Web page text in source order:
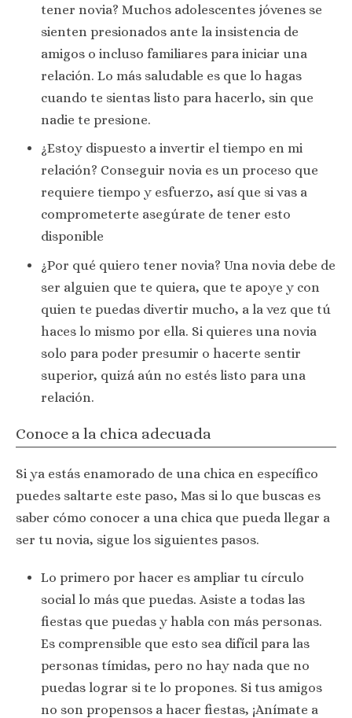
tener novia? Muchos adolescentes jóvenes se
sienten presionados ante la insistencia de
amigos o incluso familiares para iniciar una
relación. Lo más saludable es que lo hagas
cuando te sientas listo para hacerlo, sin que
nadie te presione.
¿Estoy dispuesto a invertir el tiempo en mi
relación? Conseguir novia es un proceso que
requiere tiempo y esfuerzo, así que si vas a
comprometerte asegúrate de tener esto
disponible
¿Por qué quiero tener novia? Una novia debe de
ser alguien que te quiera, que te apoye y con
quien te puedas divertir mucho, a la vez que tú
haces lo mismo por ella. Si quieres una novia
solo para poder presumir o hacerte sentir
superior, quizá aún no estés listo para una
relación.
Conoce a la chica adecuada
Si ya estás enamorado de una chica en específico
puedes saltarte este paso, Mas si lo que buscas es
saber cómo conocer a una chica que pueda llegar a
ser tu novia, sigue los siguientes pasos.
Lo primero por hacer es ampliar tu círculo
social lo más que puedas. Asiste a todas las
fiestas que puedas y habla con más personas.
Es comprensible que esto sea difícil para las
personas tímidas, pero no hay nada que no
puedas lograr si te lo propones. Si tus amigos
no son propensos a hacer fiestas, ¡Anímate a